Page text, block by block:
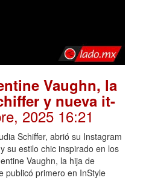
Vaughn, la
y nueva it-
2025 16:21
Schiffer, abrió su Instagram
su estilo chic inspirado en los
Vaughn, la hija de
publicó primero en InStyle